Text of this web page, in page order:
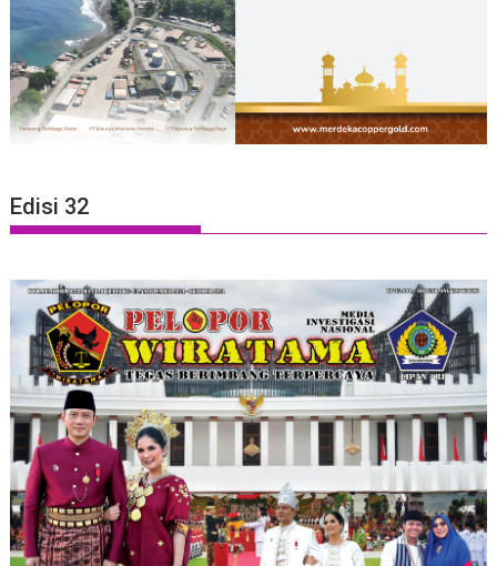
Edisi 32